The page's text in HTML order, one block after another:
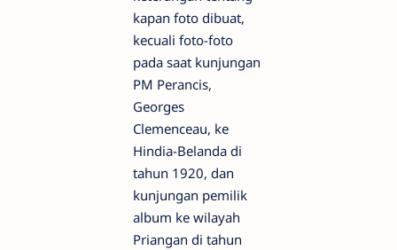
kapan foto dibuat,
kecuali foto-foto
pada saat kunjungan
PM Perancis,
Georges
Clemenceau, ke
Hindia-Belanda di
tahun 1920, dan
kunjungan pemilik
album ke wilayah
Priangan di tahun